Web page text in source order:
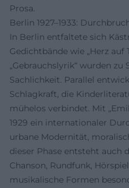
Prosa.
Berlin 1927–1933:
In Berlin entfaltete sich
Gedichtbände wie „Herz auf
„Gebrauchslyrik“ wurden zu
Sachlichkeit. Parallel
Schlagkraft, die
mühelos verbindet. Mit
1929 ein internationaler
urbane Modernität,
dieser Phase entsteht auch
Chanson, Rundfunk,
musikalische Formen